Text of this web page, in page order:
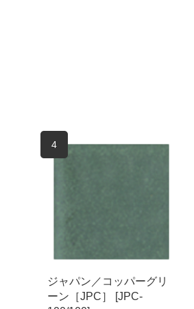
4
ジャパン／コッパーグリ
ーン［JPC］ [JPC-